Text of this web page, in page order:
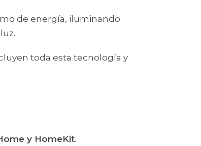
de energía, iluminando
toda esta tecnología y
y HomeKit.